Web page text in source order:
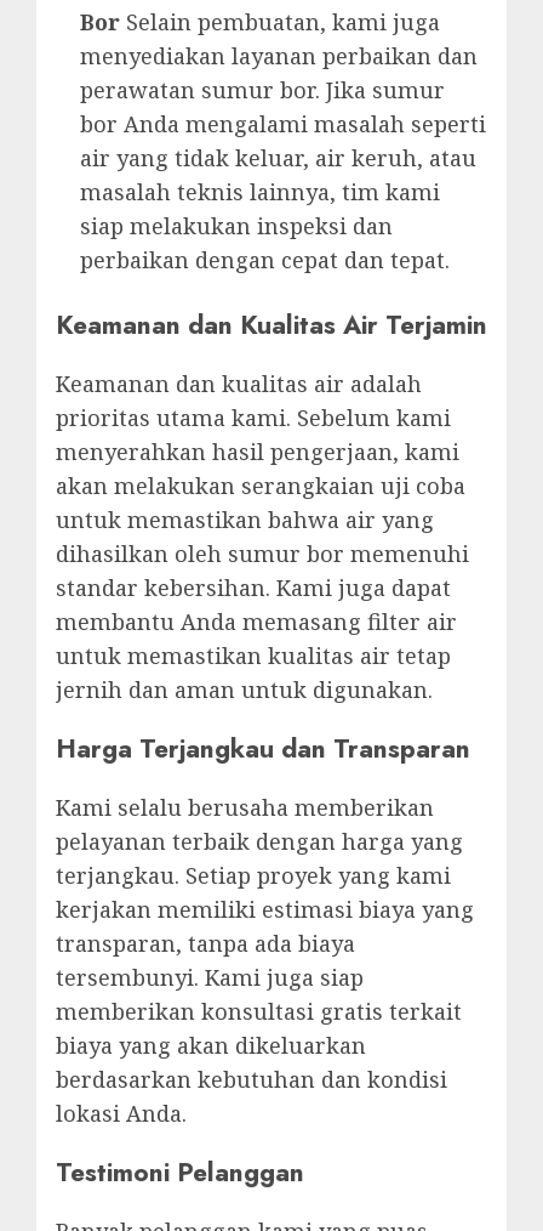
Bor Selain pembuatan, kami juga
menyediakan layanan perbaikan dan
perawatan sumur bor. Jika sumur
bor Anda mengalami masalah seperti
air yang tidak keluar, air keruh, atau
masalah teknis lainnya, tim kami
siap melakukan inspeksi dan
perbaikan dengan cepat dan tepat.
Keamanan dan Kualitas Air Terjamin
Keamanan dan kualitas air adalah
prioritas utama kami. Sebelum kami
menyerahkan hasil pengerjaan, kami
akan melakukan serangkaian uji coba
untuk memastikan bahwa air yang
dihasilkan oleh sumur bor memenuhi
standar kebersihan. Kami juga dapat
membantu Anda memasang filter air
untuk memastikan kualitas air tetap
jernih dan aman untuk digunakan.
Harga Terjangkau dan Transparan
Kami selalu berusaha memberikan
pelayanan terbaik dengan harga yang
terjangkau. Setiap proyek yang kami
kerjakan memiliki estimasi biaya yang
transparan, tanpa ada biaya
tersembunyi. Kami juga siap
memberikan konsultasi gratis terkait
biaya yang akan dikeluarkan
berdasarkan kebutuhan dan kondisi
lokasi Anda.
Testimoni Pelanggan